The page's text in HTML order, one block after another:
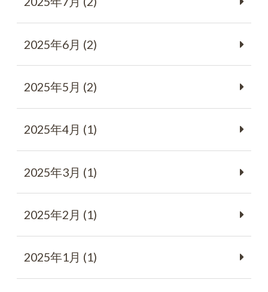
2025年6月 (2)
2025年5月 (2)
2025年4月 (1)
2025年3月 (1)
2025年2月 (1)
2025年1月 (1)